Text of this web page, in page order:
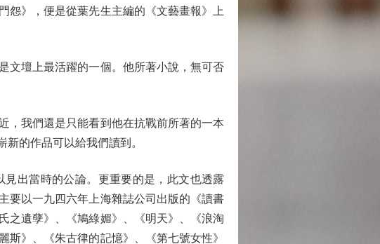
怨》，便是從葉先生主編的《文藝畫報》上
壇上最活躍的一個。他所著小說，無可否
我們還是只能看到他在抗戰前所著的一本
的作品可以給我們讀到。
出當時的公論。更重要的是，此文也透露
要以一九四六年上海雜誌公司出版的《讀書
之遺孽》、《鳩綠媚》、《明天》、《浪淘
》、《朱古律的記憶》、《第七號女性》